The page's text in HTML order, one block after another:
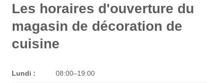
Les horaires d'ouverture du
magasin de décoration de
cuisine
Lundi : 08:00–19:00